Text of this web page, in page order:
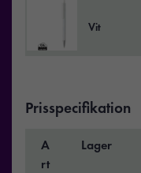
Vit
Prisspecifikation
A
rt
Lager